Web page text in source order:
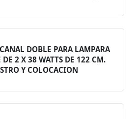
DOBLE PARA LAMPARA
DE 2 X 38 WATTS DE 122 CM.
Y COLOCACION